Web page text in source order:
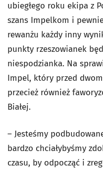
ubiegłego roku ekipa z
szans Impelkom i
rewanżu każdy inny
punkty rzeszowianek
niespodzianka. Na
Impel, który przed
przecież również
Białej.
– Jesteśmy
bardzo chciałybyśmy
czasu, by odpocząć i